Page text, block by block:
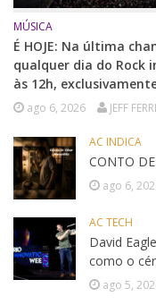
MÚSICA
É HOJE: Na última
qualquer dia do Rock
às 12h,
ago 6, 2026 JEFF
AC INDICA
CONTO
ago 6,
AC TECH
David
como o
ago 5,